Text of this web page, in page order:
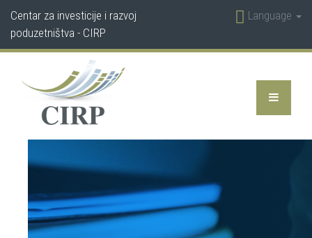
Centar za investicije i razvoj
poduzetništva - CIRP
Language